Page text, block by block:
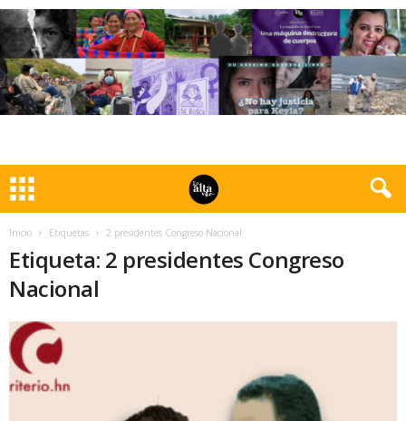
Inicio Etiquetas 2 presidentes Congreso Nacional
Etiqueta: 2 presidentes Congreso
Nacional